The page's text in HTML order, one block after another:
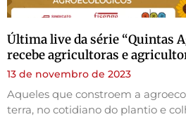
Última live da série “Quintas
recebe agricultoras e
13 de novembro de 2023
Aqueles que constroem a
terra, no cotidiano do plantio e